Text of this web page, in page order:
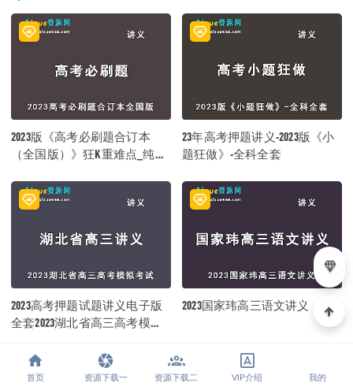
2023版《高考必刷题合订本
（全国版）》狂K重难点_纯图
23年高考押题讲义-2023版《小
题狂做》-全科全套
2023高考押题试题讲义电子版
全套2023湖北省高三高考模拟
2023国家玮高三语文讲义
文章展示
首页 资源下载一 资源下载二 VIP介绍 我的